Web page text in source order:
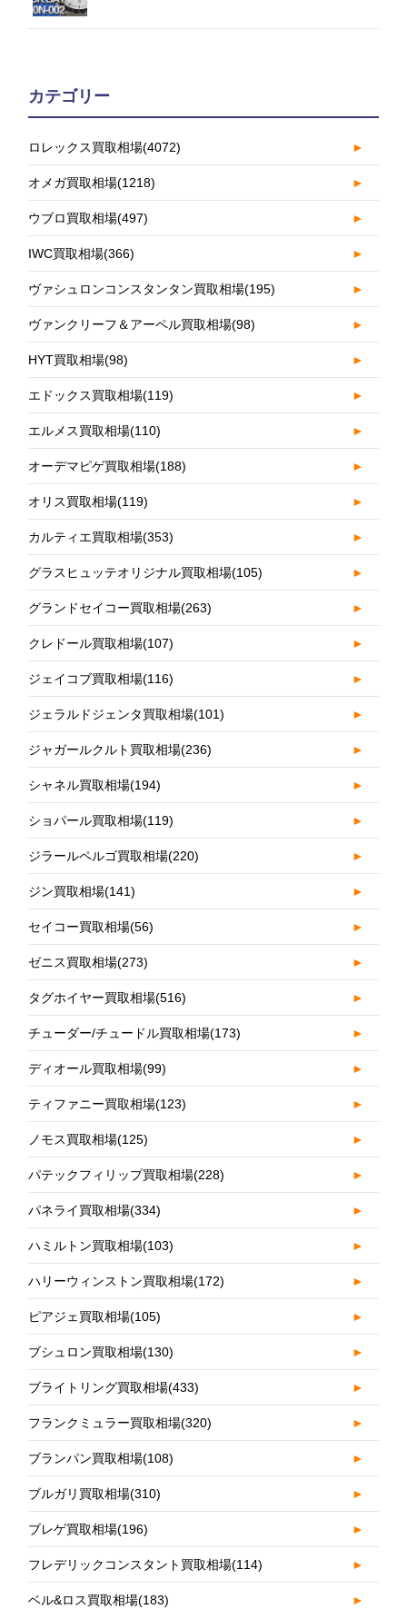
カテゴリー
ロレックス買取相場(4072) ►
オメガ買取相場(1218) ►
ウブロ買取相場(497) ►
IWC買取相場(366) ►
ヴァシュロンコンスタンタン買取相場(195) ►
ヴァンクリーフ＆アーペル買取相場(98) ►
HYT買取相場(98) ►
エドックス買取相場(119) ►
エルメス買取相場(110) ►
オーデマピゲ買取相場(188) ►
オリス買取相場(119) ►
カルティエ買取相場(353) ►
グラスヒュッテオリジナル買取相場(105) ►
グランドセイコー買取相場(263) ►
クレドール買取相場(107) ►
ジェイコブ買取相場(116) ►
ジェラルドジェンタ買取相場(101) ►
ジャガールクルト買取相場(236) ►
シャネル買取相場(194) ►
ショパール買取相場(119) ►
ジラールペルゴ買取相場(220) ►
ジン買取相場(141) ►
セイコー買取相場(56) ►
ゼニス買取相場(273) ►
タグホイヤー買取相場(516) ►
チューダー/チュードル買取相場(173) ►
ディオール買取相場(99) ►
ティファニー買取相場(123) ►
ノモス買取相場(125) ►
パテックフィリップ買取相場(228) ►
パネライ買取相場(334) ►
ハミルトン買取相場(103) ►
ハリーウィンストン買取相場(172) ►
ピアジェ買取相場(105) ►
ブシュロン買取相場(130) ►
ブライトリング買取相場(433) ►
フランクミュラー買取相場(320) ►
ブランパン買取相場(108) ►
ブルガリ買取相場(310) ►
ブレゲ買取相場(196) ►
フレデリックコンスタント買取相場(114) ►
ベル&ロス買取相場(183) ►